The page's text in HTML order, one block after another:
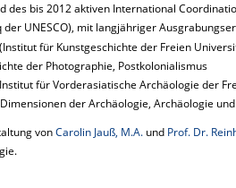
des bis 2012 aktiven International
UNESCO), mit langjähriger
(Institut für Kunstgeschichte der Freien
der Photographie, Postkolonialismus
für Vorderasiatische Archäologie der
der Archäologie, Archäologie
vonCarolin Jauß, M.A. und Prof. Dr.